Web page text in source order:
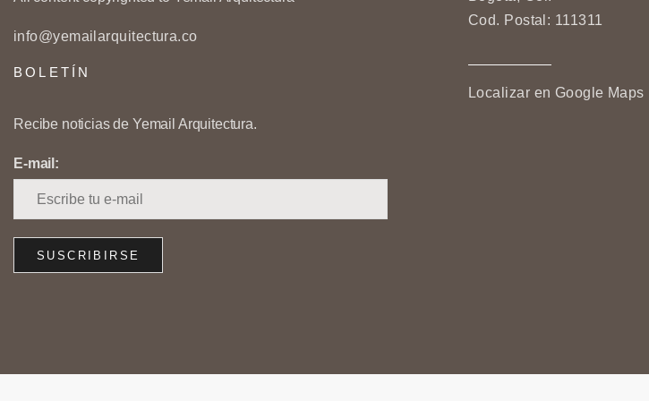
info@yemailarquitectura.co
BOLETÍN
Recibe noticias de Yemail Arquitectura.
E-mail:
Cod. Postal: 111311
Localizar en Google Maps